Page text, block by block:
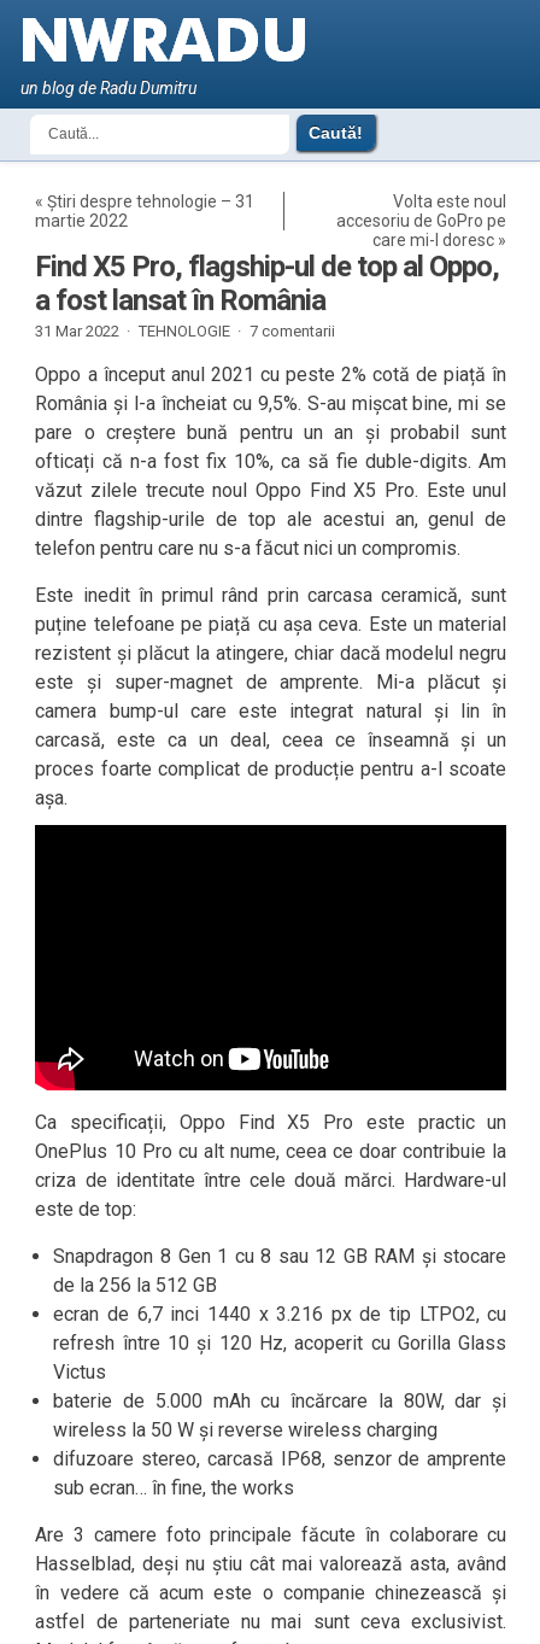
un blog de Radu Dumitru
«Știri despre tehnologie – 31
martie 2022
Volta este noul
accesoriu de GoPro pe
care mi-l doresc »
Find X5 Pro, flagship-ul de top al Oppo,
a fost lansat în România
31 Mar 2022 · TEHNOLOGIE · 7 comentarii
Oppo a început anul 2021 cu peste 2% cotă de piață în
România și l-a încheiat cu 9,5%. S-au mișcat bine, mi se
pare o creștere bună pentru un an și probabil sunt
ofticați că n-a fost fix 10%, ca să fie duble-digits. Am
văzut zilele trecute noul Oppo Find X5 Pro. Este unul
dintre flagship-urile de top ale acestui an, genul de
telefon pentru care nu s-a făcut nici un compromis.
Este inedit în primul rând prin carcasa ceramică, sunt
puține telefoane pe piață cu așa ceva. Este un material
rezistent și plăcut la atingere, chiar dacă modelul negru
este și super-magnet de amprente. Mi-a plăcut și
camera bump-ul care este integrat natural și lin în
carcasă, este ca un deal, ceea ce înseamnă și un
proces foarte complicat de producție pentru a-l scoate
așa.
Ca specificații, Oppo Find X5 Pro este practic un
OnePlus 10 Pro cu alt nume, ceea ce doar contribuie la
criza de identitate între cele două mărci. Hardware-ul
este de top:
Snapdragon 8 Gen 1 cu 8 sau 12 GB RAM și stocare
de la 256 la 512 GB
ecran de 6,7 inci 1440 x 3.216 px de tip LTPO2, cu
refresh între 10 și 120 Hz, acoperit cu Gorilla Glass
Victus
baterie de 5.000 mAh cu încărcare la 80W, dar și
wireless la 50 W și reverse wireless charging
difuzoare stereo, carcasă IP68, senzor de amprente
sub ecran… în fine, the works
Are 3 camere foto principale făcute în colaborare cu
Hasselblad, deși nu știu cât mai valorează asta, având
în vedere că acum este o companie chinezească și
astfel de parteneriate nu mai sunt ceva exclusivist.